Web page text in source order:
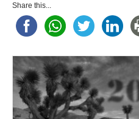
Share this...